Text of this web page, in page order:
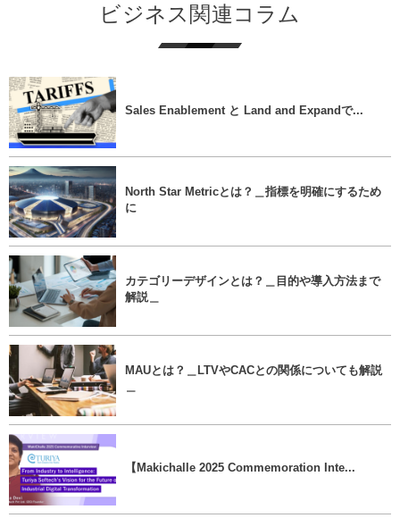
ビジネス関連コラム
Sales Enablement と Land and Expandで...
North Star Metricとは？＿指標を明確にするため
に
カテゴリーデザインとは？＿目的や導入方法まで
解説＿
MAUとは？＿LTVやCACとの関係についても解説
【Makichalle 2025 Commemoration Inte...